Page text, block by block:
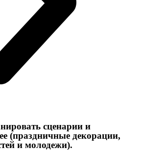
сценарии и
(праздничные декорации,
и молодежи).